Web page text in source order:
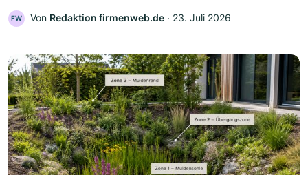
FW Von Redaktion firmenweb.de ‧ 23. Juli 2026